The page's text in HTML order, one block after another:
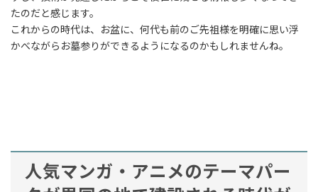
たのだと感じます。
これからの時代は、お盆に、何代も前のご先祖様を明確に思い浮
かべながらお墓参りができるようになるのかもしれませんね。
人気マンガ・アニメのテーマパー